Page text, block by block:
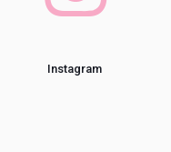
Instagram